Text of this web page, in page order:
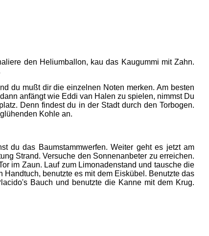
den Heliumballon, kau das Kaugummi mit Zahn.
du mußt dir die einzelnen Noten merken. Am besten
anfängt wie Eddi van Halen zu spielen, nimmst Du
Denn findest du in der Stadt durch den Torbogen.
Kohle an.
du das Baumstammwerfen. Weiter geht es jetzt am
Strand. Versuche den Sonnenanbeter zu erreichen.
im Zaun. Lauf zum Limonadenstand und tausche die
benutzte es mit dem Eiskübel. Benutzte das
Bauch und benutzte die Kanne mit dem Krug.